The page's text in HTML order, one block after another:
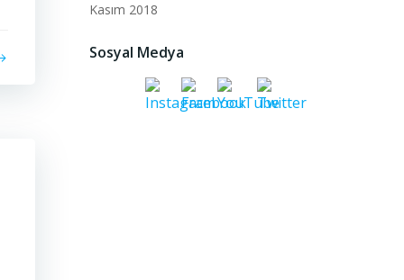
Kasım 2018
Sosyal Medya